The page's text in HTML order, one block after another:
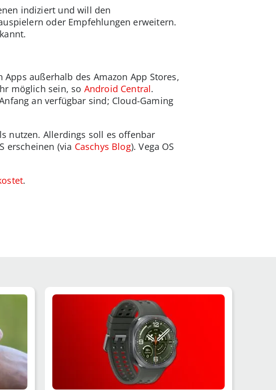
indiziert und will den
oder Empfehlungen erweitern.
außerhalb des Amazon App Stores,
möglich sein, so Android Central.
an verfügbar sind; Cloud-Gaming
nutzen. Allerdings soll es offenbar
erscheinen (via Caschys Blog). Vega OS
.